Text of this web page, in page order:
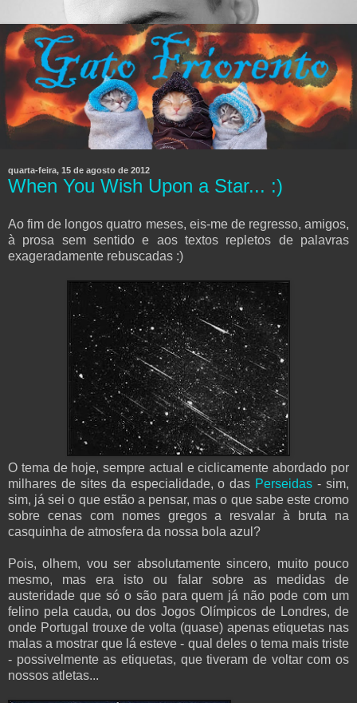
quarta-feira, 15 de agosto de 2012
When You Wish Upon a Star... :)
Ao fim de longos quatro meses, eis-me de regresso, amigos,
à prosa sem sentido e aos textos repletos de palavras
exageradamente rebuscadas :)
O tema de hoje, sempre actual e ciclicamente abordado por
milhares de sites da especialidade, o das Perseidas - sim,
sim, já sei o que estão a pensar, mas o que sabe este cromo
sobre cenas com nomes gregos a resvalar à bruta na
casquinha de atmosfera da nossa bola azul?
Pois, olhem, vou ser absolutamente sincero, muito pouco
mesmo, mas era isto ou falar sobre as medidas de
austeridade que só o são para quem já não pode com um
felino pela cauda, ou dos Jogos Olímpicos de Londres, de
onde Portugal trouxe de volta (quase) apenas etiquetas nas
malas a mostrar que lá esteve - qual deles o tema mais triste
- possivelmente as etiquetas, que tiveram de voltar com os
nossos atletas...